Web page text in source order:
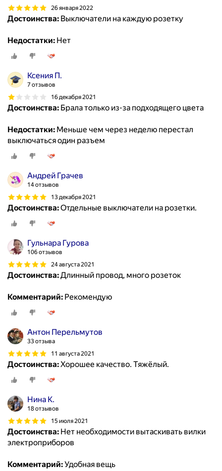
26 января 2022
Достоинства: Выключатели на каждую розетку
Недостатки: Нет
Ксения П.
7 отзывов
16 декабря 2021
Достоинства: Брала только из-за подходящего цвета
Недостатки: Меньше чем через неделю перестал
выключаться один разъем
Андрей Грачев
14 отзывов
13 декабря 2021
Достоинства:Отдельные выключатели на розетки.
Гульнара Гурова
106 отзывов
24 августа 2021
Достоинства:Длинный провод, много розеток
Комментарий: Рекомендую
Антон Перельмутов
33 отзыва
11 августа 2021
Достоинства:Хорошее качество. Тяжёлый.
Нина К.
18 отзывов
15 июля 2021
Достоинства: Нет необходимости вытаскивать вилки
электроприборов
Комментарий:Удобная вещь